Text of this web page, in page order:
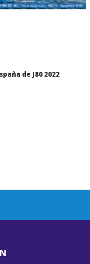
de J80 2022